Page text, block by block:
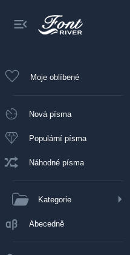
Moje oblíbené
Nová písma
Populární písma
Náhodné písma
Kategorie
Abecedně